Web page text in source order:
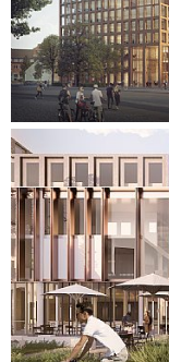
die Besucherinnen
Kongresssaal. Von
geht ein Teil der
alten Amtsgerichts
spannende
auf einer
integriert und in ein
Umweltbilanz des
beinhaltet u. a. die
Rohbau in Holz-
aus Ziegelstein